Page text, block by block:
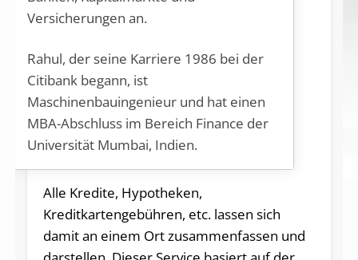
Versicherungen an.
Rahul, der seine Karriere 1986 bei der
Citibank begann, ist
Maschinenbauingenieur und hat einen
MBA-Abschluss im Bereich Finance der
Universität Mumbai, Indien.
Alle Kredite, Hypotheken,
Kreditkartengebühren, etc. lassen sich
damit an einem Ort zusammenfassen und